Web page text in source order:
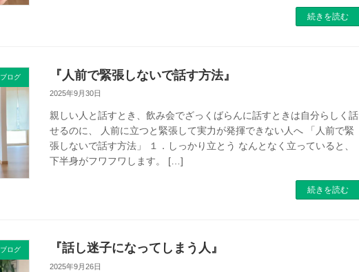
続きを読む
ブログ 『人前で緊張しないで話す方法』
2025年9月30日
親しい人と話すとき、飲み会でざっくばらんに話すときは自分らしく話
せるのに、 人前に立つと緊張して実力が発揮できない人へ 「人前で緊
張しないで話す方法」 １．しっかり立とう なんとなく立っていると、
下半身がフワフワします。 […]
続きを読む
ブログ 『話し迷子になってしまう人』
2025年9月26日